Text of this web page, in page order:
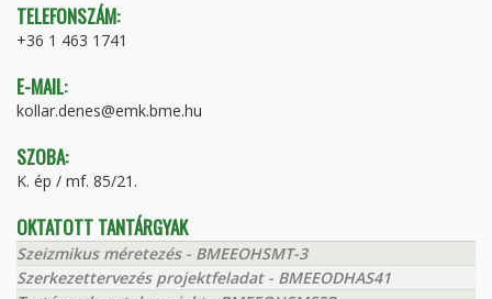
TELEFONSZÁM:
+36 1 463 1741
E-MAIL:
kollar.denes@emk.bme.hu
SZOBA:
K. ép / mf. 85/21.
OKTATOTT TANTÁRGYAK
Szeizmikus méretezés - BMEEOHSMT-3
Szerkezettervezés projektfeladat - BMEEODHAS41